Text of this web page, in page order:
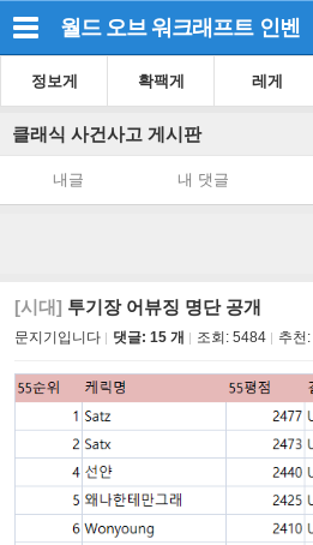
월드 오브 워크래프트 인벤
정보게 확팩게 레게
클래식 사건사고 게시판
내글 내 댓글
[시대] 투기장 어뷰징 명단 공개
문지기입니다 댓글: 15 개 조회: 5484 추천: